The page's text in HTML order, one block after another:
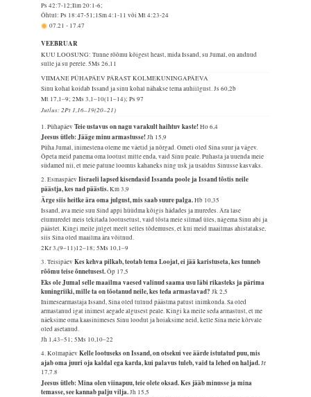
Ps 42:7-12;Ilm 20:1-6;
Õhtul: Ps 18:47-51;1Sm 4:1-11 või Mt 4:23-24
07.21- 17.47
VEEBRUAR
KUU LOOSUNG: Tunne rõõmu kõigest heast, mida Issand, su Jumal, on andnud
sulle ja su perele.5Ms 26,11
VIIMANE PÜHAPÄEV PÄRAST KOLMEKUNINGAPÄEVA
Sinu kohal koidab Issand ja sinu kohal nähakse tema auhiilgust.Js 60,2b
Mt 17,1–9; 2Ms 3,1–10(11–14); Ps 97
Jutlus: 2Pt 1,16–19(20–21)
1. PühapäevTeie ustavus on nagu varakult haihtuv kaste!Ho 6,4
Jeesus ütleb: Jääge minu armastusse!Jh 15,9
Püha Jumal, inimestena oleme me väetid ja nõrgad. Ometi oled Sina suur ja vägev.
Õpeta meid panema oma lootust mitte enda, vaid Sinu peale. Puhasta ja uuenda meie
südamed nii, et meie patune loomus kahaneks ning usk ja usaldus Sinusse kasvaks.
2. EsmaspäevIisraeli lapsed kisendasid Issanda poole ja Issand tõstis neile
päästja, kes nad päästis.Km 3,9
Ärge siis heitke ära oma julgust, mis saab suure palga.Hb 10,35
Issand, ava meie suu Sind appi hüüdma kõigis hädades ja muredes. Ära lase
elumuredel meis tekitada lootusetust, vaid tõsta meie silmad üles, nägema Sinu abi ja
päästet. Kingi meile julget meelt selles tõdemuses, et kui meid maailmas ahistatakse,
siis Sina oled maailma ära võitnud.
2Kr 3,(9–11)12–18; 5Ms 10,1–9
3. TeisipäevKes kehva pilkab, teotab tema Loojat, ei jää karistuseta, kes tunneb
rõõmu teise õnnetusest.Õp 17,5
Eks ole Jumal selle maailma vaesed valinud saama usu läbi rikasteks ja pärima
kuningriiki, mille ta on tõotanud neile, kes teda armastavad?Jk 2,5
Inimesearmastaja Issand, Sina oled tulnud päästma patust inimkonda. Sa oled
armastanud igat inimest aegade algusest peale. Kingi ka meile seda armastust, et me
näeksime oma kaasinimeses Sinu loodut ja hoiaksime neid, kelle Sina meie kõrvale
oled asetanud.
Jh 1,43–51; 5Ms 10,10–22
4. KolmapäevKelle lootuseks on Issand, on otsekui vee äärde istutatud puu, mis
ajab oma juuri oja kaldal ega karda, kui palavus tuleb, vaid ta lehed on haljad.Jr
17,7.8
Jeesus ütleb: Mina olen viinapuu, teie olete oksad. Kes jääb minusse ja mina
temasse, see kannab palju vilja.Jh 15,5